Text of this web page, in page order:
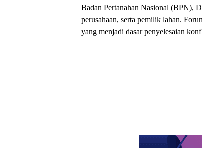
Badan Pertanahan Nasional (BPN),
perusahaan, serta pemilik lahan.
yang menjadi dasar penyelesaian